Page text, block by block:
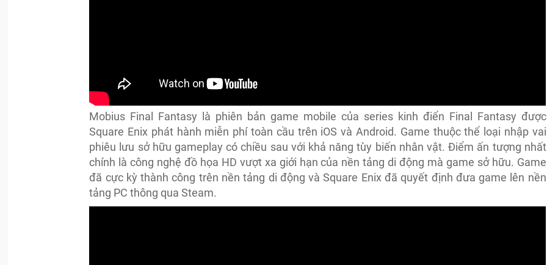
Mobius Final Fantasy là phiên bản game mobile của series kinh điển Final Fantasy được
Square Enix phát hành miễn phí toàn cầu trên iOS và Android. Game thuộc thể loại nhập vai
phiêu lưu sở hữu gameplay có chiều sau với khả năng tùy biến nhân vật. Điểm ấn tượng nhất
chính là công nghệ đồ họa HD vượt xa giới hạn của nền tảng di động mà game sở hữu. Game
đã cực kỳ thành công trên nền tảng di động và Square Enix đã quyết định đưa game lên nền
tảng PC thông qua Steam.